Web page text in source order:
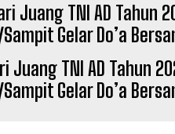
Juang TNI AD Tahun
Sampit Gelar Do’a